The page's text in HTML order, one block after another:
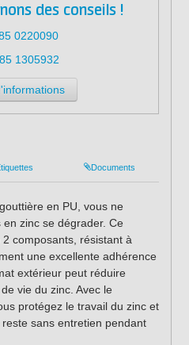
des conseils !
0220090
1305932
Documents
en PU, vous ne
zinc se dégrader. Ce
composants, résistant à
une excellente adhérence
extérieur peut réduire
vie du zinc. Avec le
protégez le travail du zinc et
sans entretien pendant